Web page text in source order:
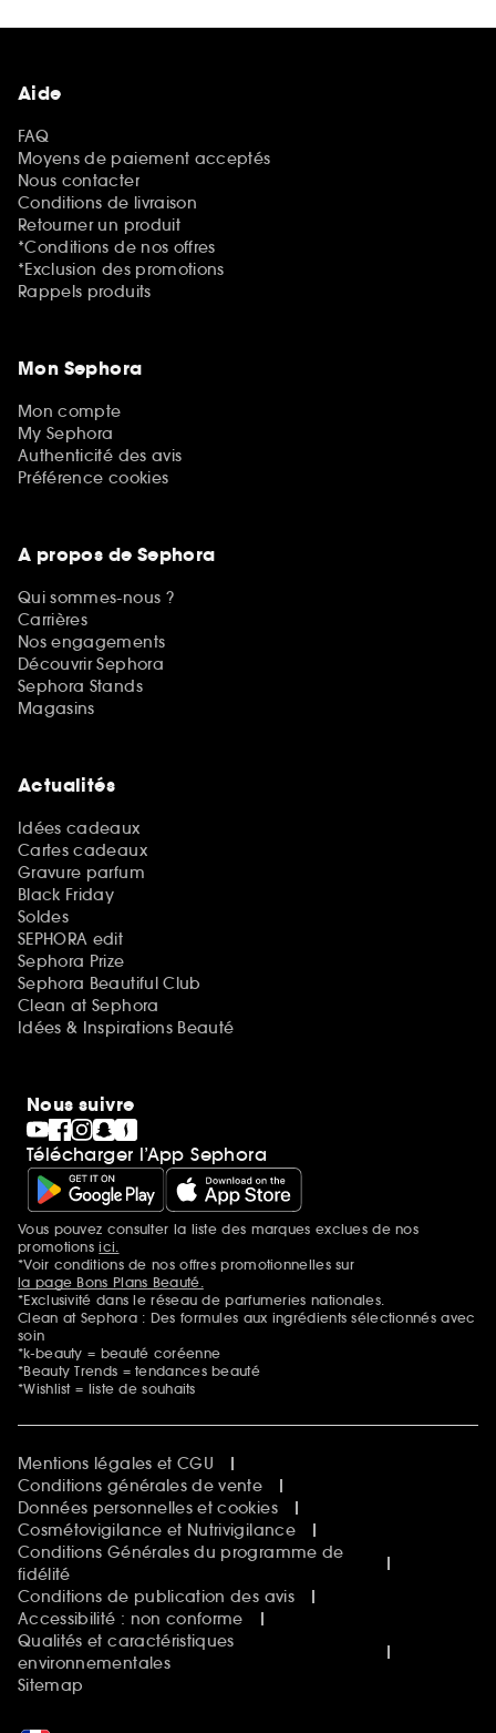
Aide
FAQ
Moyens de paiement acceptés
Nous contacter
Conditions de livraison
Retourner un produit
*Conditions de nos offres
*Exclusion des promotions
Rappels produits
Mon Sephora
Mon compte
My Sephora
Authenticité des avis
Préférence cookies
A propos de Sephora
Qui sommes-nous ?
Carrières
Nos engagements
Découvrir Sephora
Sephora Stands
Magasins
Actualités
Idées cadeaux
Cartes cadeaux
Gravure parfum
Black Friday
Soldes
SEPHORA edit
Sephora Prize
Sephora Beautiful Club
Clean at Sephora
Idées & Inspirations Beauté
Nous suivre
Télécharger l’App Sephora
Mentions additionnelles
Vous pouvez consulter la liste des marques exclues de nos
promotionsici.
*Voir conditions de nos offres promotionnelles sur
la page Bons Plans Beauté.
*Exclusivité dans le réseau de parfumeries nationales.
Clean at Sephora : Des formules aux ingrédients sélectionnés avec
soin
*k-beauty = beauté coréenne
*Beauty Trends = tendances beauté
*Wishlist = liste de souhaits
Mentions légales et CGU
Conditions générales de vente
Données personnelles et cookies
Cosmétovigilance et Nutrivigilance
Conditions Générales du programme de
fidélité
Conditions de publication des avis
Accessibilité : non conforme
Qualités et caractéristiques
environnementales
Sitemap